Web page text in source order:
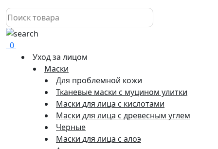
0
Уход за лицом
Маски
Для проблемной кожи
Тканевые маски с муцином улитки
Маски для лица с кислотами
Маски для лица с древесным углем
Черные
Маски для лица с алоэ